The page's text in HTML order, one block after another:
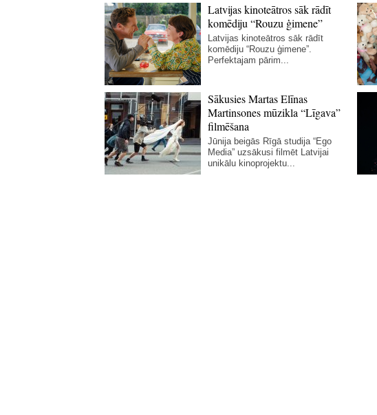
Latvijas kinoteātros sāk rādīt
komēdiju “Rouzu ģimene”
Latvijas kinoteātros sāk rādīt
komēdiju “Rouzu ģimene”.
Perfektajam pārim...
Sākusies Martas Elīnas
Martinsones mūzikla “Līgava”
filmēšana
Jūnija beigās Rīgā studija “Ego
Media” uzsākusi filmēt Latvijai
unikālu kinoprojektu...